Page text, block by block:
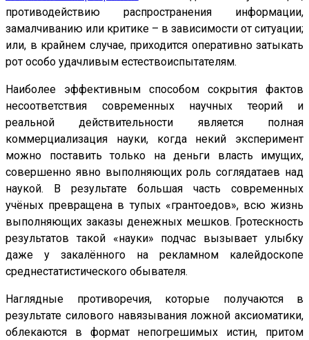
противодействию распространения информации,
замалчиванию или критике – в зависимости от ситуации;
или, в крайнем случае, приходится оперативно затыкать
рот особо удачливым естествоиспытателям.
Наиболее эффективным способом сокрытия фактов
несоответствия современных научных теорий и
реальной действительности является полная
коммерциализация науки, когда некий эксперимент
можно поставить только на деньги власть имущих,
совершенно явно выполняющих роль соглядатаев над
наукой. В результате большая часть современных
учёных превращена в тупых «грантоедов», всю жизнь
выполняющих заказы денежных мешков. Гротескность
результатов такой «науки» подчас вызывает улыбку
даже у закалённого на рекламном калейдоскопе
среднестатистического обывателя.
Наглядные противоречия, которые получаются в
результате силового навязывания ложной аксиоматики,
облекаются в формат непогрешимых истин, притом